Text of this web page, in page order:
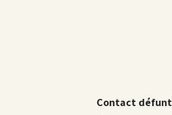
Contact défunt